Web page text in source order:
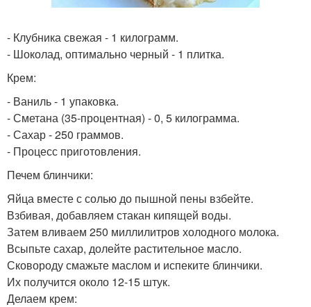
- Клубника свежая - 1 килограмм.
- Шоколад, оптимально черный - 1 плитка.
Крем:
- Ваниль - 1 упаковка.
- Сметана (35-процентная) - 0, 5 килограмма.
- Сахар - 250 граммов.
- Процесс приготовления.
Печем блинчики:
Яйца вместе с солью до пышной пены взбейте.
Взбивая, добавляем стакан кипящей воды.
Затем вливаем 250 миллилитров холодного молока.
Всыпьте сахар, долейте растительное масло.
Сковороду смажьте маслом и испеките блинчики.
Их получится около 12-15 штук.
Делаем крем: